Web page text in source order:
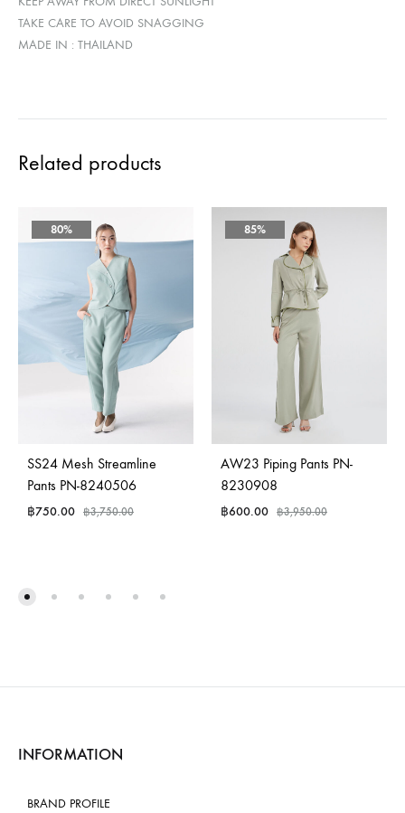
TAKE CARE TO AVOID SNAGGING
MADE IN : THAILAND
Related products
80%
SS24 Mesh Streamline
Pants PN-8240506
฿750.00 ฿3,750.00
85%
AW23 Piping Pants PN-
8230908
฿600.00 ฿3,950.00
INFORMATION
BRAND PROFILE